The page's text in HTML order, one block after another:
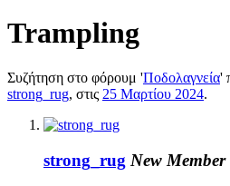
Trampling
Συζήτηση στο φόρουμ 'Ποδολαγνεία'
strong_rug, στις 25 Μαρτίου 2024.
strong_rug New Member